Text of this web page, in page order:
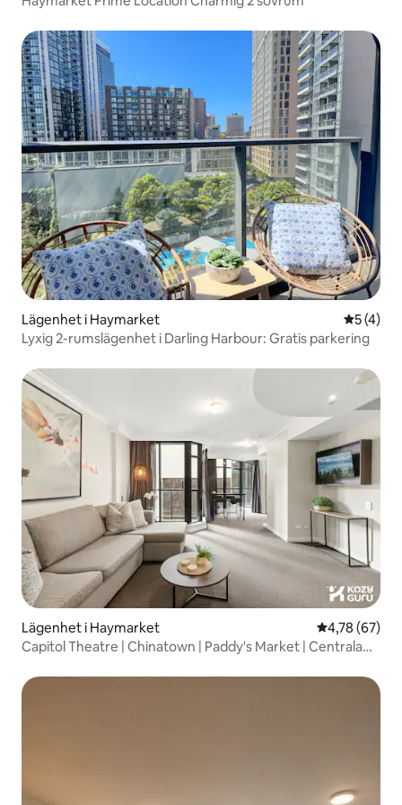
Lägenhet i Haymarket 5 av 5 i
5 (4)
Lyxig 2-rumslägenhet i Darling Harbour: Gratis parkering
Lägenhet i Haymarket 4,78 av 5 i
4,78 (67)
Capitol Theatre | Chinatown | Paddy's Market | Centrala